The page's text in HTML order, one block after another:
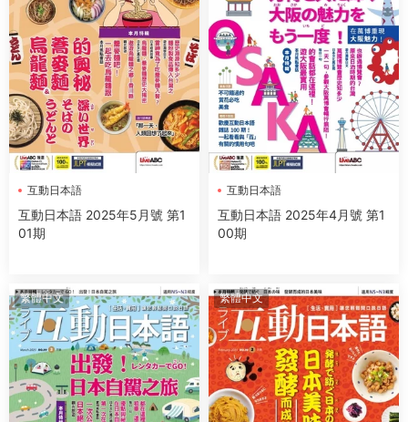
互動日本語
互動日本語 2025年5月號 第1
01期
互動日本語
互動日本語 2025年4月號 第1
00期
繁體中文 繁體中文